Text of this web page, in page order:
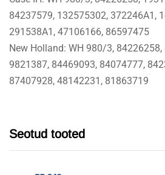
84237579, 132575302, 372246A1,
291538A1, 47106166, 86597475
New Holland: WH 980/3,
9821387, 84469093, 84074777,
87407928, 48142231, 81863719
Seotud tooted